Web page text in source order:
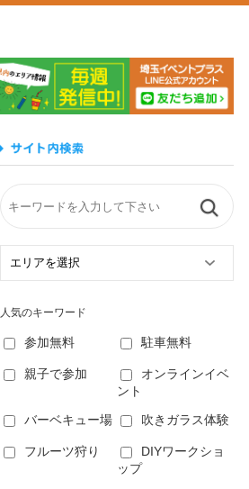
人気のキーワード
参加無料 駐車無料
親子で参加
オンラインイベ
ント
バーベキュー場 吹きガラス体験
フルーツ狩り
DIYワークショ
ップ